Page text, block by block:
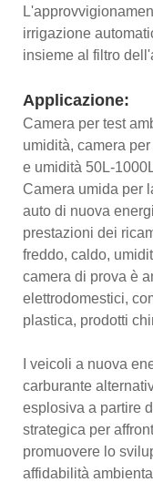
irrigazione
insieme al filtro
Applicazione:
Camera per test
umidità, camera
e umidità 50L-
Camera umida per
auto di nuova
prestazioni dei
freddo, caldo,
camera di prova è
elettrodomestici,
plastica, prodotti
I veicoli a nuova
carburante
esplosiva a partire
strategica per
promuovere lo
affidabilità